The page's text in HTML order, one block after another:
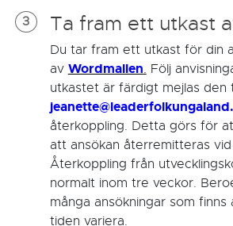
3 Ta fram ett utkast
Du tar fram ett utkast för din
av Wordmallen. Följ
utkastet är färdigt mejlas den
återkoppling. Detta görs för
att ansökan återremitteras
Återkoppling från
normalt inom tre veckor.
många ansökningar som finns
tiden variera.